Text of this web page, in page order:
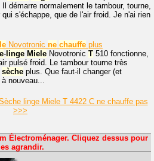
Il démarre normalement le tambour, tourne,
s'échappe, que de l'air froid. Je n'ai rien
Novotronic ne chauffe plus
- linge Miele Novotronic T 510 fonctionne,
pulsé froid. Le tambour tourne très
sèche plus. Que faut-il changer (et
nouveau...
linge Miele T 4422 C ne chauffe pas
>>>
Électroménager. Cliquez dessus pour
les agrandir.